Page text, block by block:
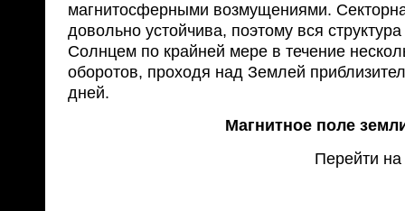
магнитосферными возмущениями.
довольно устойчива, поэтому вся
Солнцем по крайней мере в течение
оборотов, проходя над Землей
дней.
Магнитное поле
Перейти